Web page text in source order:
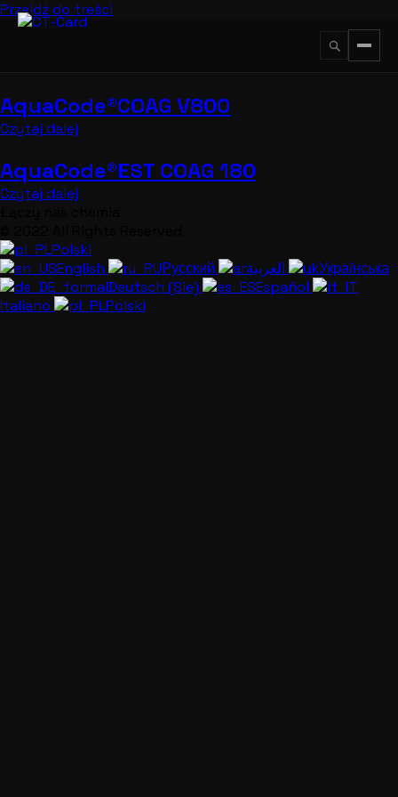
Przejdź do treści
AquaCode®COAG V800
Czytaj dalej
AquaCode®EST COAG 180
Czytaj dalej
Polski
English
Русский
Українська
Deutsch (Sie)
Español
Italiano
Polski